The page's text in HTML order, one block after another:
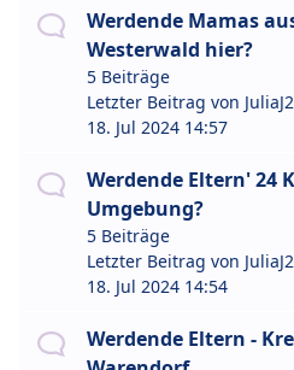
Werdende Mamas
Westerwald hier?
5 Beiträge
Letzter Beitrag von
18. Jul 2024 14:57
Werdende Eltern' 24
Umgebung?
5 Beiträge
Letzter Beitrag von
18. Jul 2024 14:54
Werdende Eltern -